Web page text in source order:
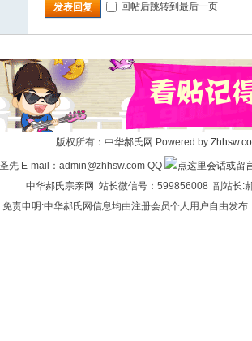
发表回复 回帖后跳转到最后一页
版权所有： 中华郝氏网 Powered by
先 E-mail：admin@zhhsw.com QQ
中华郝氏宗亲网 站长微信号：599856008 副站长:
免责申明:中华郝氏网信息均由注册会员个人用户自由发